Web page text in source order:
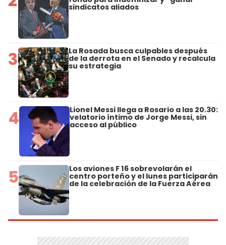
sindicatos aliados
3 La Rosada busca culpables después
de la derrota en el Senado y recalcula
su estrategia
4 Lionel Messi llega a Rosario a las 20.30:
velatorio íntimo de Jorge Messi, sin
acceso al público
5 Los aviones F 16 sobrevolarán el
centro porteño y el lunes participarán
de la celebración de la Fuerza Aérea